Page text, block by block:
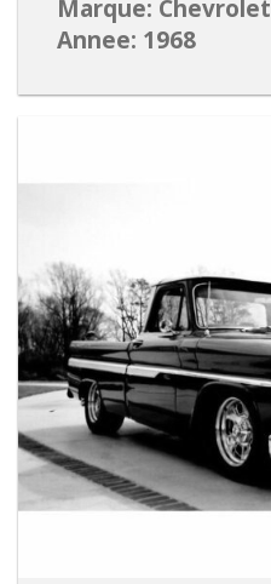
Marque: Chevrolet
Annee: 1968